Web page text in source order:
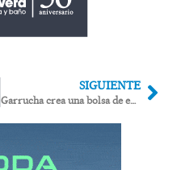
SIGUIENTE
Garrucha crea una bolsa de empleo para cubrir bajas laborales pese al recurso de UGT